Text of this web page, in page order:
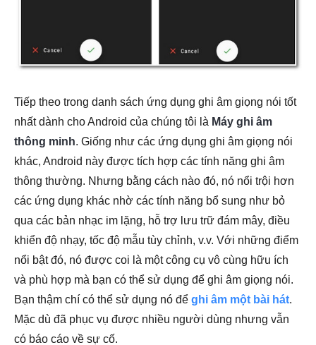
Tiếp theo trong danh sách ứng dụng ghi âm giọng nói tốt
nhất dành cho Android của chúng tôi là Máy ghi âm
thông minh. Giống như các ứng dụng ghi âm giọng nói
khác, Android này được tích hợp các tính năng ghi âm
thông thường. Nhưng bằng cách nào đó, nó nổi trội hơn
các ứng dụng khác nhờ các tính năng bổ sung như bỏ
qua các bản nhạc im lặng, hỗ trợ lưu trữ đám mây, điều
khiển độ nhạy, tốc độ mẫu tùy chỉnh, v.v. Với những điểm
nổi bật đó, nó được coi là một công cụ vô cùng hữu ích
và phù hợp mà bạn có thể sử dụng để ghi âm giọng nói.
Bạn thậm chí có thể sử dụng nó để ghi âm một bài hát.
Mặc dù đã phục vụ được nhiều người dùng nhưng vẫn
có báo cáo về sự cố.